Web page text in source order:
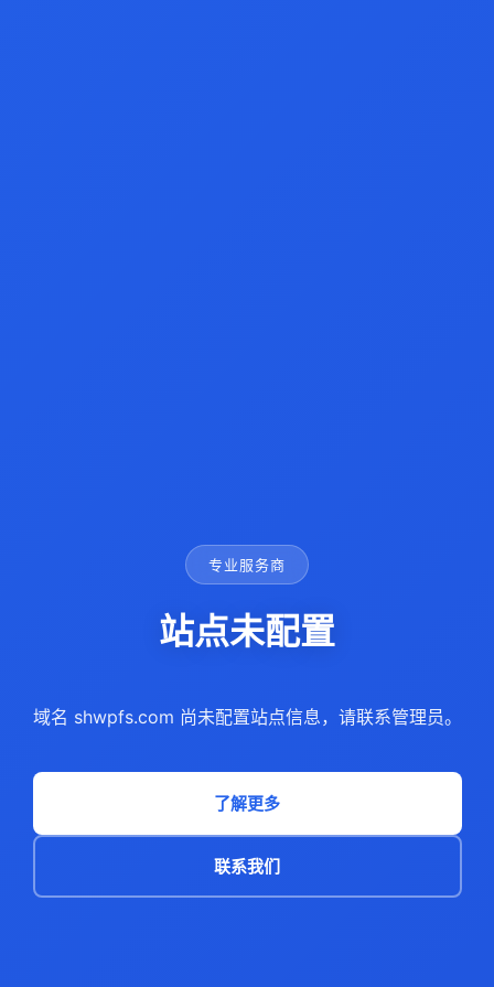
专业服务商
站点未配置
域名 shwpfs.com 尚未配置站点信息，请联系管理员。
了解更多
联系我们